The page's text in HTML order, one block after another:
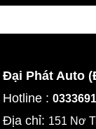
Đại Phát Auto
Hotline :
Địa chỉ: 151 Nơ